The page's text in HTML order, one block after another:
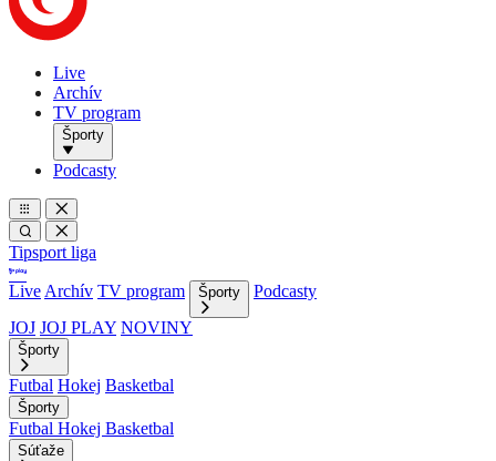
Live
Archív
TV program
Športy
Podcasty
Tipsport liga
Live Archív TV program Športy
Podcasty
JOJ JOJ PLAY NOVINY
Športy
Futbal Hokej Basketbal
Športy
Futbal Hokej Basketbal
Súťaže